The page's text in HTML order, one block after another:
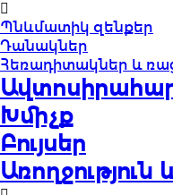
Պնևմատիկ զենքեր
Դանակներ
Հեռադիտակներ և
Խմիչք
Բույսեր
Առողջություն